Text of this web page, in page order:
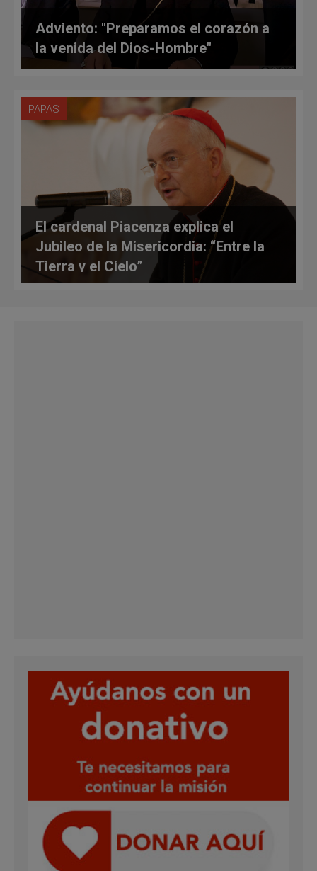
Adviento: "Preparamos el corazón a
la venida del Dios-Hombre"
PAPAS
El cardenal Piacenza explica el
Jubileo de la Misericordia: “Entre la
Tierra y el Cielo”